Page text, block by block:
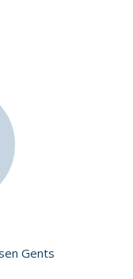
Gents